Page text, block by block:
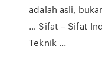
adalah asli,
… Sifat – Sifat
Teknik ...